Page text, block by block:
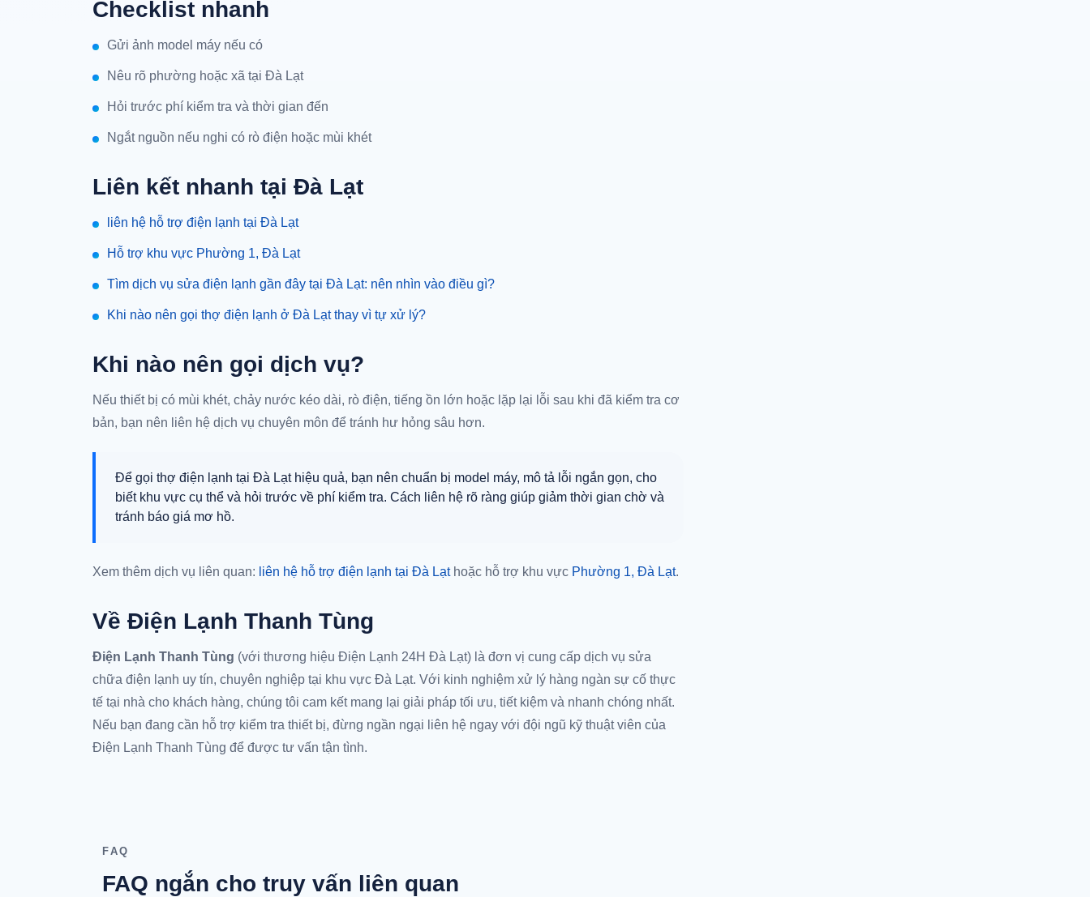
Checklist nhanh
Gửi ảnh model máy nếu có
Nêu rõ phường hoặc xã tại Đà Lạt
Hỏi trước phí kiểm tra và thời gian đến
Ngắt nguồn nếu nghi có rò điện hoặc mùi khét
Liên kết nhanh tại Đà Lạt
liên hệ hỗ trợ điện lạnh tại Đà Lạt
Hỗ trợ khu vực Phường 1, Đà Lạt
Tìm dịch vụ sửa điện lạnh gần đây tại Đà Lạt: nên nhìn vào điều gì?
Khi nào nên gọi thợ điện lạnh ở Đà Lạt thay vì tự xử lý?
Khi nào nên gọi dịch vụ?
Nếu thiết bị có mùi khét, chảy nước kéo dài, rò điện, tiếng ồn lớn hoặc lặp lại lỗi sau khi đã kiểm tra cơ
bản, bạn nên liên hệ dịch vụ chuyên môn để tránh hư hỏng sâu hơn.
Để gọi thợ điện lạnh tại Đà Lạt hiệu quả, bạn nên chuẩn bị model máy, mô tả lỗi ngắn gọn, cho
biết khu vực cụ thể và hỏi trước về phí kiểm tra. Cách liên hệ rõ ràng giúp giảm thời gian chờ và
tránh báo giá mơ hồ.
Xem thêm dịch vụ liên quan: liên hệ hỗ trợ điện lạnh tại Đà Lạthoặc hỗ trợ khu vực Phường 1, Đà Lạt.
Về Điện Lạnh Thanh Tùng
Điện Lạnh Thanh Tùng (với thương hiệu Điện Lạnh 24H Đà Lạt) là đơn vị cung cấp dịch vụ sửa
chữa điện lạnh uy tín, chuyên nghiệp tại khu vực Đà Lạt. Với kinh nghiệm xử lý hàng ngàn sự cố thực
tế tại nhà cho khách hàng, chúng tôi cam kết mang lại giải pháp tối ưu, tiết kiệm và nhanh chóng nhất.
Nếu bạn đang cần hỗ trợ kiểm tra thiết bị, đừng ngần ngại liên hệ ngay với đội ngũ kỹ thuật viên của
Điện Lạnh Thanh Tùng để được tư vấn tận tình.
FAQ
FAQ ngắn cho truy vấn liên quan